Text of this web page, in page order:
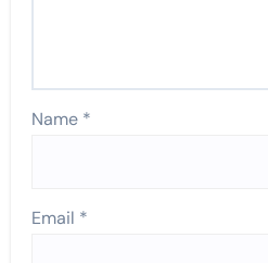
Name *
Email *